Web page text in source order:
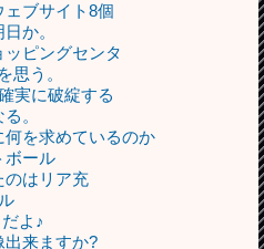
ブサイト8個
か。
ピングセンタ
思う。
実に破綻する
。
を求めているのか
ボール
のはリア充
よ♪
出来ますか?